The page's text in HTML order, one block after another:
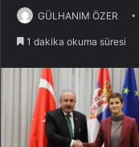
GÜLHANIM ÖZER
1 dakika okuma süresi